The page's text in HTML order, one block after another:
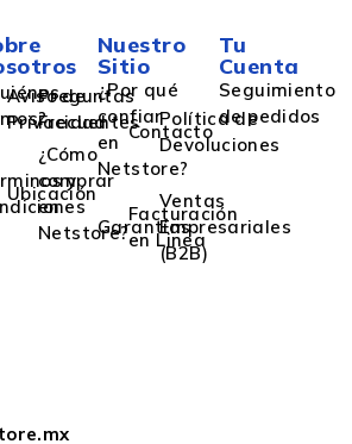
Aviso de
Privacidad
Preguntas
Frecuentes
y
Ubicación
¿Cómo
comprar
en
Netstore?
Nuestro
Sitio
¿Por qué
confiar
en
Netstore?
Contacto
Política de
Devoluciones
Garantías
Facturación
en Linea
Ventas
Empresariales
(B2B)
Tu
Cuenta
Seguimiento
de pedidos